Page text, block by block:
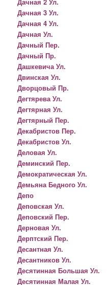
Дачная 3 Ул.
Дачная 4 Ул.
Дачная Ул.
Дачный Пер.
Дачный Пр.
Дашкевича Ул.
Двинская Ул.
Дворцовый Пр.
Дегтярева Ул.
Дегтярная Ул.
Дегтярный Пер.
Декабристов Пер.
Декабристов Ул.
Деловая Ул.
Деминский Пер.
Демократическая Ул.
Демьяна Бедного Ул.
Депо
Деповская Ул.
Деповский Пер.
Дерновая Ул.
Дерптский Пер.
Десантная Ул.
Десантников Ул.
Десятинная Большая Ул.
Десятинная Малая Ул.